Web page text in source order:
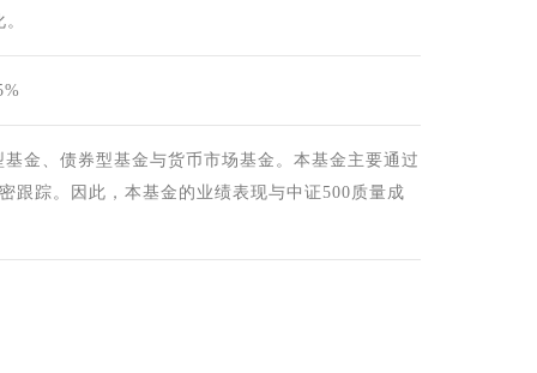
金、债券型基金与货币市场基金。本基金主要通过
跟踪。因此，本基金的业绩表现与中证500质量成